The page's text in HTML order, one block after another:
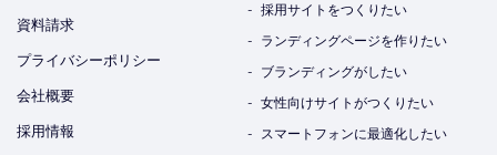
資料請求
プライバシーポリシー
会社概要
採用情報
採用サイトをつくりたい
ランディングページを作りたい
ブランディングがしたい
女性向けサイトがつくりたい
スマートフォンに最適化したい